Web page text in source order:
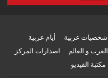
شخصيات عربية
أيام عربية
العرب و العالم
اصدارات المركز
مكتبة الفيديو